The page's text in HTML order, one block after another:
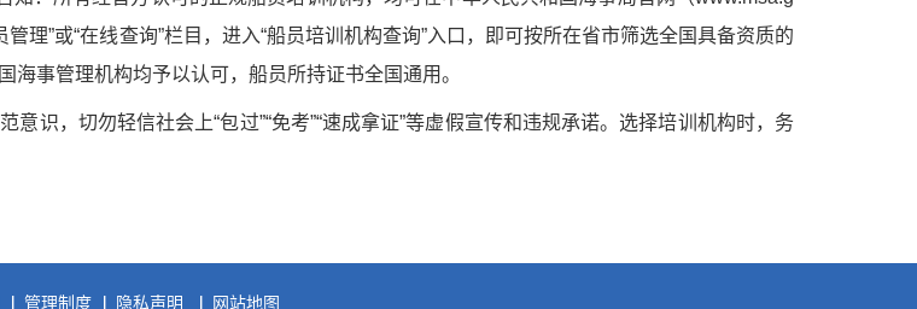
理”或“在线查询”栏目，进入“船员培训机构查询”入口，即可按所在省市筛选全国具备资质的
事管理机构均予以认可，船员所持证书全国通用。
识，切勿轻信社会上“包过”“免考”“速成拿证”等虚假宣传和违规承诺。选择培训机构时，务
管理制度 隐私声明 网站地图